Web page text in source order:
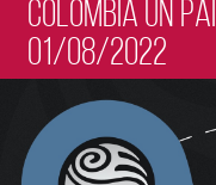
Colombia un
01/08/2022